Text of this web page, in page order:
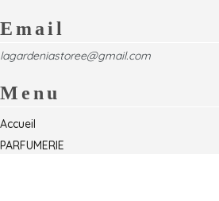
Email
lagardeniastoree@gmail.com
Menu
Accueil
PARFUMERIE